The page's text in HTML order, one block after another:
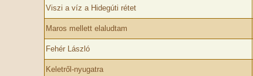
Viszi a víz a Hidegúti rétet
Maros mellett elaludtam
Fehér László
Keletről-nyugatra